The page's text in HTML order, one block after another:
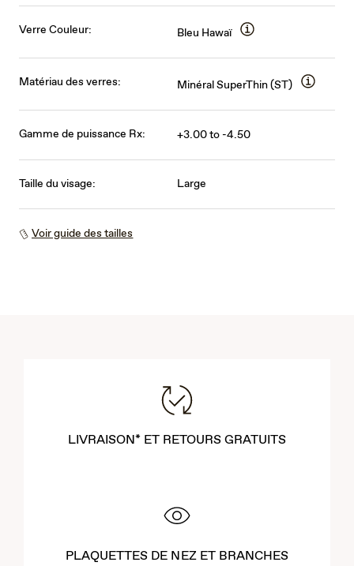
Verre Couleur: Bleu Hawaï
Matériau des verres: Minéral SuperThin (ST)
Gamme de puissance Rx: +3.00 to -4.50
Taille du visage: Large
Voir guide des tailles
LIVRAISON* ET RETOURS GRATUITS
PLAQUETTES DE NEZ ET BRANCHES